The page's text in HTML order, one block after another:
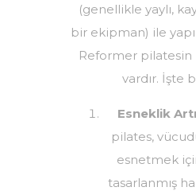
(genellikle yaylı,
bir ekipman) ile
Reformer pilatesin
vardır. İşte
Esneklik
pilates,
esnetmek
tasarlanmış